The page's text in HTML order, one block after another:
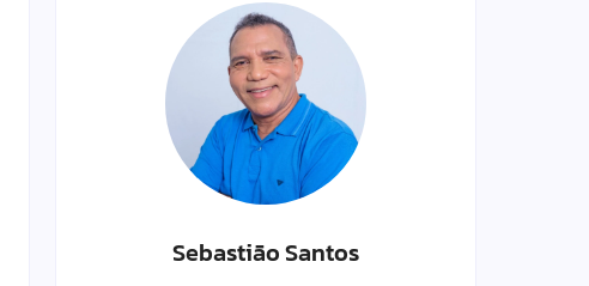
Sebastião Santos